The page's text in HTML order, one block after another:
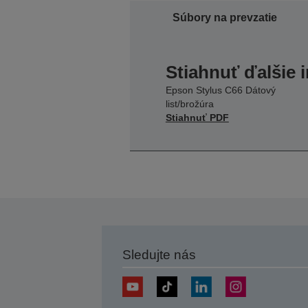
Súbory na prevzatie
Stiahnuť ďalšie
Epson Stylus C66 Dátový
list/brožúra
Stiahnuť PDF
Sledujte nás